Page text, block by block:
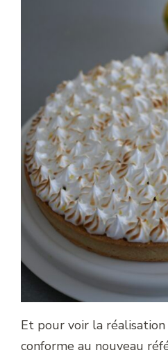
Et pour voir la
conforme au nouveau